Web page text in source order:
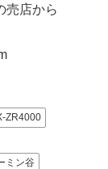
売店から
ZR4000
ミン谷